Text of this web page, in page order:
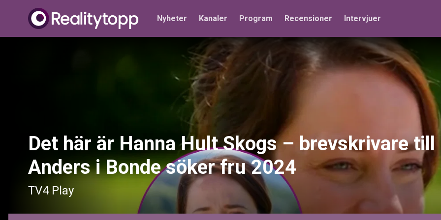
Nyheter Kanaler Program Recensioner Intervjuer
Det här är Hanna Hult Skogs – brevskrivare till
Anders i Bonde söker fru 2024
TV4 Play